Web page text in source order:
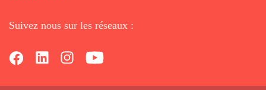
Suivez nous sur les réseaux :